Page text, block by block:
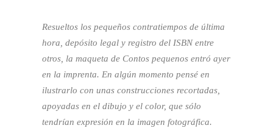
Resueltos los pequeños contratiempos de última
hora, depósito legal y registro del ISBN entre
otros, la maqueta de Contos pequenos entró ayer
en la imprenta. En algún momento pensé en
ilustrarlo con unas construcciones recortadas,
apoyadas en el dibujo y el color, que sólo
tendrían expresión en la imagen fotográfica.